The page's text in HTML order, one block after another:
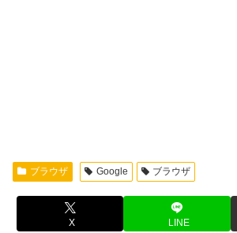
ブラウザ Google ブラウザ
X LINE